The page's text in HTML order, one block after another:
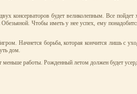
консерваторов будет великолепным. Все
Чтобы иметь у нее успех, ему
Начнется борьба, которая кончится лишь с
дом.
работы. Рожденный летом должен будет